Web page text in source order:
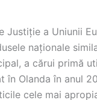
a Uniunii
naționale
a cărui primă
Olanda în anul
cele mai